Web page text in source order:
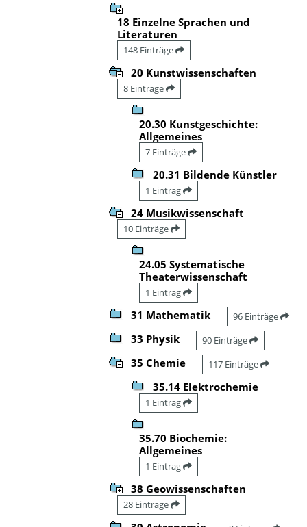
18 Einzelne Sprachen und
Literaturen
148 Einträge
20 Kunstwissenschaften
8 Einträge
20.30 Kunstgeschichte:
Allgemeines
7 Einträge
20.31 Bildende Künstler
1 Eintrag
24 Musikwissenschaft
10 Einträge
24.05 Systematische
Theaterwissenschaft
1 Eintrag
31 Mathematik 96 Einträge
33 Physik 90 Einträge
35 Chemie 117 Einträge
35.14 Elektrochemie
1 Eintrag
35.70 Biochemie:
Allgemeines
1 Eintrag
38 Geowissenschaften
28 Einträge